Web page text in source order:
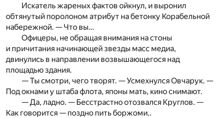
Искатель жареных фактов ойкнул, и выронил
обтянутый поролоном атрибут на бетонку Корабельной
набережной. — Что вы…
Офицеры, не обращая внимания на стоны
и причитания начинающей звезды масс медиа,
двинулись в направлении возвышающегося над
площадью здания.
— Ты смотри, чего творят. — Усмехнулся Овчарук. —
Под окнами у штаба флота, японы мать, кино снимают.
— Да, ладно. — Бесстрастно отозвался Круглов. —
Как говорится — поздно пить боржоми..